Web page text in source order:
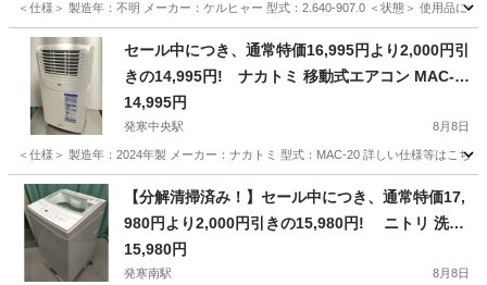
＜仕様＞ 製造年：不明 メーカー：ケルヒャー 型式：2.640-907.0 ＜状態＞ 使用品に
北海道 札幌市 発寒中央駅 その他
セール中につき、通常特価16,995円より2,000円引
きの14,995円! ナカトミ 移動式エアコン MAC-2
0 2024年製 ポータブルクーラー 除湿 冷風 キャス
ター付き NAKATOMI
14,995円
発寒中央駅 8月8日
＜仕様＞ 製造年：2024年製 メーカー：ナカトミ 型式：MAC-20 詳しい仕様等はこち
北海道 札幌市 発寒中央駅 季節、空調家電
【分解清掃済み！】セール中につき、通常特価17,
980円より2,000円引きの15,980円! ニトリ 洗濯
機 2020年製 6kg NTR60
15,980円
発寒南駅 8月8日